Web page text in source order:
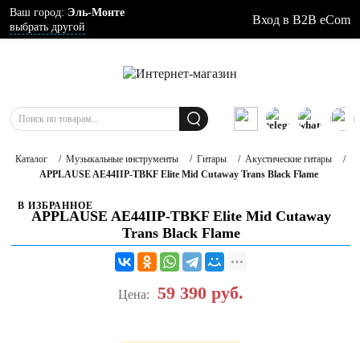
Ваш город: Эль-Монте
выбрать другой
Вход в B2B eCom
Каталог / Музыкальные инструменты / Гитары / Акустические гитары
/
APPLAUSE AE44IIP-TBKF Elite Mid Cutaway Trans Black Flame
В ИЗБРАННОЕ
APPLAUSE AE44IIP-TBKF Elite Mid Cutaway
Trans Black Flame
Цена: 59 390 руб.